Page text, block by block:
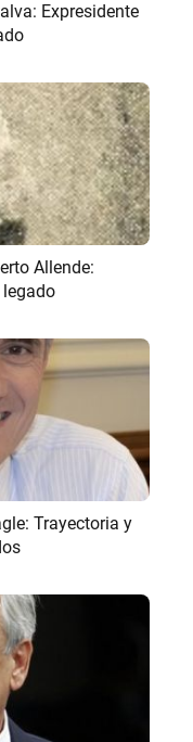
Expresidente
Allende:
Trayectoria y